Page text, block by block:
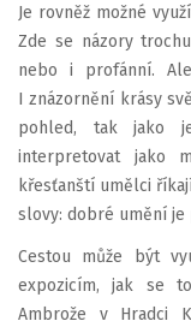
Je rovněž možné
Zde se názory
nebo i profánní.
I znázornění krásy
pohled, tak jako
interpretovat jako
křesťanští umělci
slovy: dobré umění je
Cestou může být
expozicím, jak se
Ambrože v Hradci